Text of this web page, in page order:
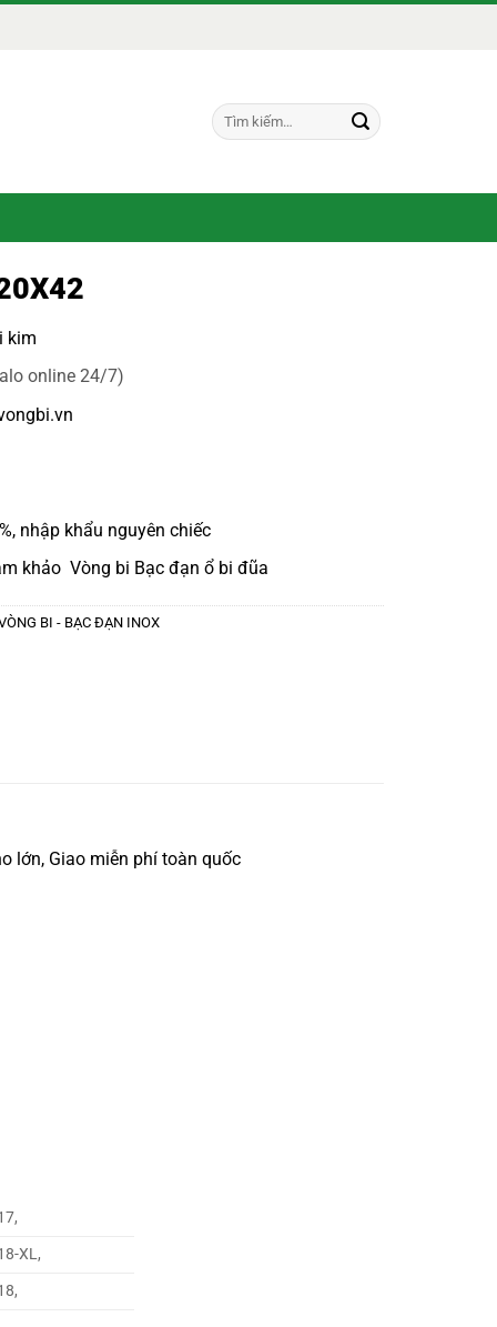
Tìm
kiếm:
kim
online 24/7)
nhập khẩu nguyên chiếc
khảo Vòng bi Bạc đạn ổ bi đũa
BI - BẠC ĐẠN INOX
lớn, Giao miễn phí toàn quốc
XL,